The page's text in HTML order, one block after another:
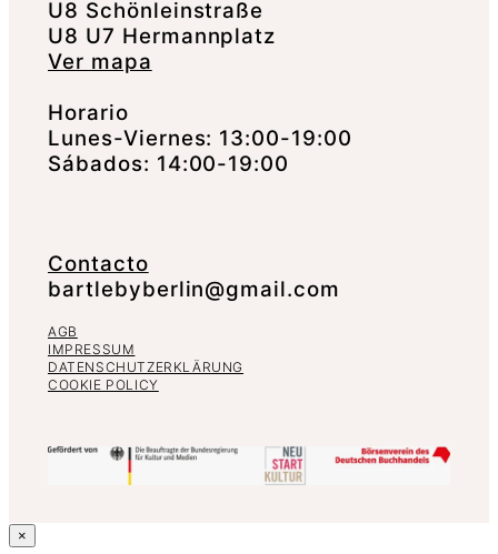
U8 Schönleinstraße
U8 U7 Hermannplatz
Ver mapa
Horario
Lunes-Viernes: 13:00-19:00
Sábados: 14:00-19:00
Contacto
bartlebyberlin@gmail.com
AGB
IMPRESSUM
DATENSCHUTZERKLÄRUNG
COOKIE POLICY
×